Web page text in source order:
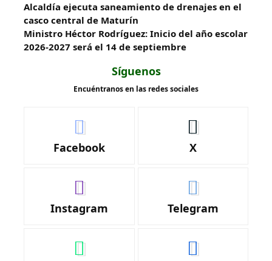
Alcaldía ejecuta saneamiento de drenajes en el
casco central de Maturín
Ministro Héctor Rodríguez: Inicio del año escolar
2026-2027 será el 14 de septiembre
Síguenos
Encuéntranos en las redes sociales
Facebook X
Instagram Telegram